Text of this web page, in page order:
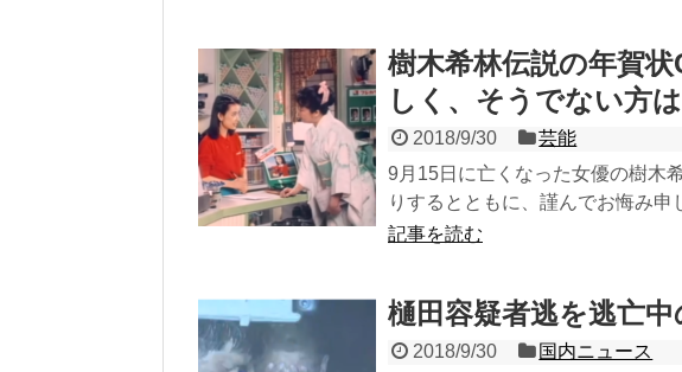
樹木希林伝説の年賀
しく、そうでない方は
2018/9/30
芸能
9月15日に亡くなった女優の樹木
りするとともに、謹んでお悔み
記事を読む
樋田容疑者逃を逃亡
2018/9/30
国内ニュース